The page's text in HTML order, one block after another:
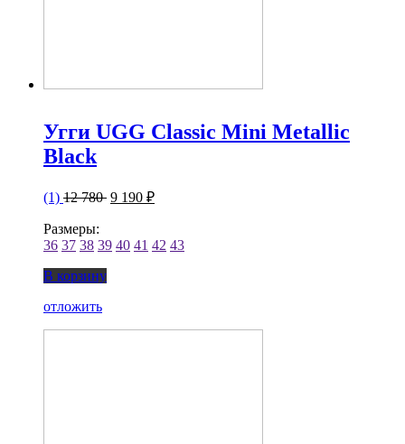
Угги UGG Classic Mini Metallic
Black
(1) 12 780 9 190 ₽
Размеры:
36 37 38 39 40 41 42 43
В корзину
отложить